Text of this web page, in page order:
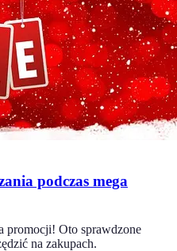
podczas mega
promocji! Oto sprawdzone
na zakupach.